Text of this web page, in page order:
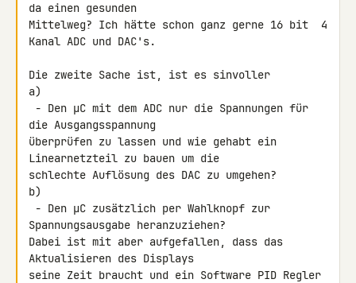
da einen gesunden
Mittelweg? Ich hätte schon ganz gerne 16 bit  4
Kanal ADC und DAC's.
Die zweite Sache ist, ist es sinvoller
a)
die Ausgangsspannung
überprüfen zu lassen und wie gehabt ein
Linearnetzteil zu bauen um die
schlechte Auflösung des DAC zu umgehen?
b)
Spannungsausgabe heranzuziehen?
Dabei ist mit aber aufgefallen, dass das
Aktualisieren des Displays
seine Zeit braucht und ein Software PID Regler